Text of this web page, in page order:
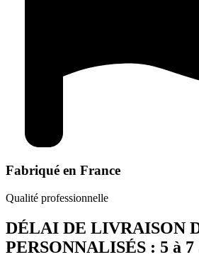
Fabriqué en France
Qualité professionnelle
DÉLAI DE LIVRAISON
PERSONNALISÉS : 5 à 7